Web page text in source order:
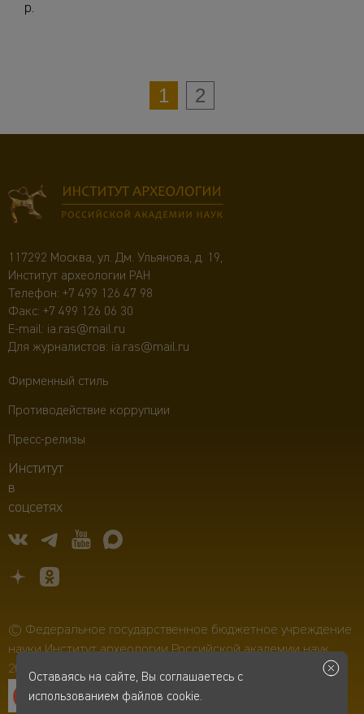
p.
1 2
117292 Москва, ул. Дм. Ульянова, д. 19,
Институт археологии РАН
Телефон: +7 499 126 47 98
Факс: +7 499 126 06 30
E-mail: ia.ras@mail.ru
Для журналистов: ia.ras@mail.ru
Фирменный стиль
Противодействие коррупции
Пресс-релизы
Институт
в
соцсетях
© Федеральное государственное бюджетное учреждение
науки Институт археологии Российской академии наук,
2006–2026
Оставаясь на сайте, Вы соглашаетесь с
использованием файлов cookie.